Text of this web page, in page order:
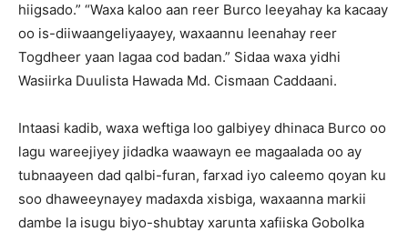
hiigsado.” “Waxa kaloo aan reer Burco leeyahay ka kacaay
oo is-diiwaangeliyaayey, waxaannu leenahay reer
Togdheer yaan lagaa cod badan.” Sidaa waxa yidhi
Wasiirka Duulista Hawada Md. Cismaan Caddaani.
Intaasi kadib, waxa weftiga loo galbiyey dhinaca Burco oo
lagu wareejiyey jidadka waawayn ee magaalada oo ay
tubnaayeen dad qalbi-furan, farxad iyo caleemo qoyan ku
soo dhaweeynayey madaxda xisbiga, waxaanna markii
dambe la isugu biyo-shubtay xarunta xafiiska Gobolka